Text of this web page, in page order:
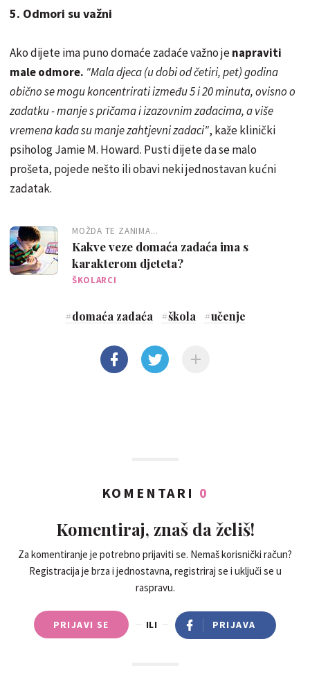
5. Odmori su važni
Ako dijete ima puno domaće zadaće važno jenapraviti
male odmore. "Mala djeca (u dobi od četiri, pet) godina
obično se mogu koncentrirati između 5 i 20 minuta, ovisno o
zadatku - manje s pričama i izazovnim zadacima, a više
vremena kada su manje zahtjevni zadaci", kaže klinički
psiholog Jamie M. Howard. Pusti dijete da se malo
prošeta, pojede nešto ili obavi neki jednostavan kućni
zadatak.
MOŽDA TE ZANIMA...
Kakve veze domaća zadaća ima s
karakterom djeteta?
ŠKOLARCI
#domaća zadaća #škola #učenje
KOMENTARI 0
Komentiraj, znaš da želiš!
Za komentiranje je potrebno prijaviti se. Nemaš korisnički račun?
Registracija je brza i jednostavna, registriraj se i uključi se u
raspravu.
PRIJAVI SE ILI PRIJAVA